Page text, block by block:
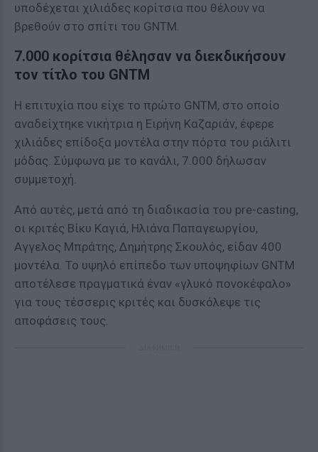
υποδέχεται χιλιάδες κορίτσια που θέλουν να
βρεθούν στο σπίτι του GNTM.
7.000 κορίτσια θέλησαν να διεκδικήσουν
τον τίτλο του GNTM
Η επιτυχία που είχε το πρώτο GNTM, στο οποίο
αναδείχτηκε νικήτρια η Ειρήνη Καζαριάν, έφερε
χιλιάδες επίδοξα μοντέλα στην πόρτα του ριάλιτι
μόδας. Σύμφωνα με το κανάλι, 7.000 δήλωσαν
συμμετοχή.
Από αυτές, μετά από τη διαδικασία του pre-casting,
oι κριτές Βίκυ Καγιά, Ηλιάνα Παπαγεωργίου,
Aγγελος Μπράτης, Δημήτρης Σκουλός, είδαν 400
μοντέλα. Το υψηλό επίπεδο των υποψηφίων GNTM
αποτέλεσε πραγματικά έναν «γλυκό πονοκέφαλο»
για τους τέσσερις κριτές και δυσκόλεψε τις
αποφάσεις τους.